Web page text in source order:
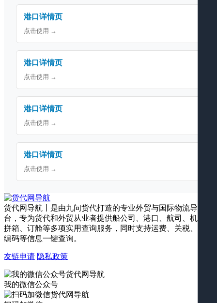
港口详情页
点击使用 →
港口详情页
点击使用 →
港口详情页
点击使用 →
港口详情页
点击使用 →
货代网导航丨是由九问货代打造的专业外贸与国际物流导航平
台，专为货代和外贸从业者提供船公司、港口、航司、机场、
拼箱、订舱等多项实用查询服务，同时支持运费、关税、海关
编码等信息一键查询。
友链申请 隐私政策
我的微信公众号